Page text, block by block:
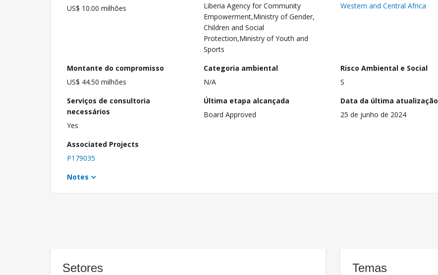
US$ 10.00 milhões
Liberia Agency for Community
Empowerment,Ministry of Gender,
Children and Social
Protection,Ministry of Youth and
Sports
Western and Central Africa
Montante do compromisso
US$ 44.50 milhões
Categoria ambiental
N/A
Risco Ambiental e Social
S
Serviços de consultoria
necessários
Yes
Última etapa alcançada
Board Approved
Data da última atualização
25 de junho de 2024
Associated Projects
P179035
Notes
Setores Temas